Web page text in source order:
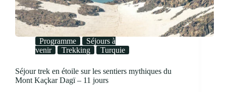
Programme
Séjours à
venir
Trekking Turquie
Séjour trek en étoile sur les sentiers mythiques du
Mont Kaçkar Dagï – 11 jours